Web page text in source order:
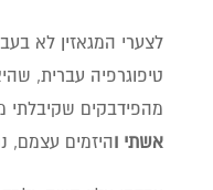
לצערי המגאזין לא
טיפוגרפיה עברית,
מהפידבקים שקיבלתי
אשתי והיזמים עצמם,